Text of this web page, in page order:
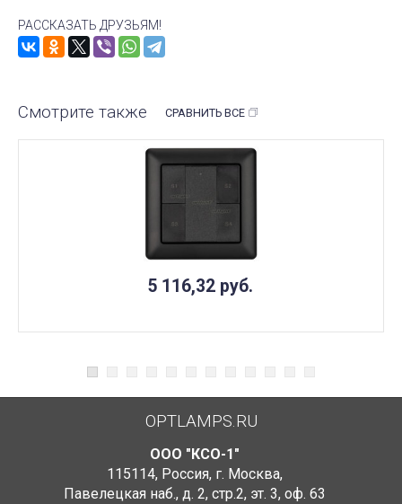
РАССКАЗАТЬ ДРУЗЬЯМ!
Смотрите также СРАВНИТЬ ВСЕ
5 116,32 руб.
OPTLAMPS.RU
ООО "КСО-1"
115114, Россия, г. Москва,
Павелецкая наб., д. 2, стр.2, эт. 3, оф. 63